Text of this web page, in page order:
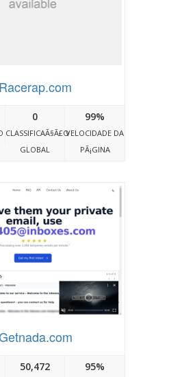
Racerap.com
0
CLASSIFICAÃ§Ã£O
GLOBAL
99%
VELOCIDADE DA
PÃ¡GINA
50,472 95%